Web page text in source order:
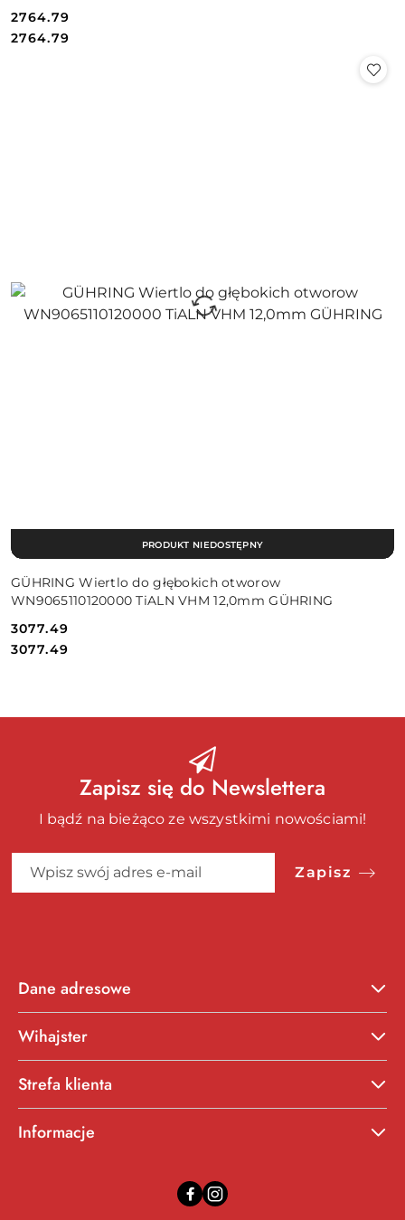
Cena:
2764.79
Cena:
2764.79
GÜHRING Wiertlo do głębokich otworow
WN9065110120000 TiALN VHM 12,0mm GÜHRING
Cena:
3077.49
Cena:
3077.49
PRODUKT NIEDOSTĘPNY
Zapisz się do Newslettera
I bądź na bieżąco ze wszystkimi nowościami!
Zapisz
Dane adresowe
Wihajster
Strefa klienta
Informacje